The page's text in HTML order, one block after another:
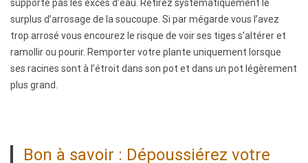
supporte pas les excès d’eau. Retirez systématiquement le
surplus d’arrosage de la soucoupe. Si par mégarde vous l’avez
trop arrosé vous encourez le risque de voir ses tiges s’altérer et
ramollir ou pourir. Remporter votre plante uniquement lorsque
ses racines sont à l’étroit dans son pot et dans un pot légèrement
plus grand.
Bon à savoir : Dépoussiérez votre